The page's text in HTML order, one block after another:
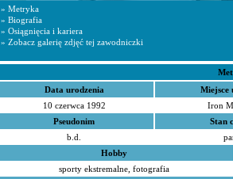
Data urodzenia
10 czerwca 1992
Miejsce
Iron
Pseudonim
b.d.
Stan
Hobby
sporty ekstremalne, fotografia
» Metryka
» Biografia
» Osiągnięcia i kariera
» Zobacz galerię zdjęć tej zawodniczki